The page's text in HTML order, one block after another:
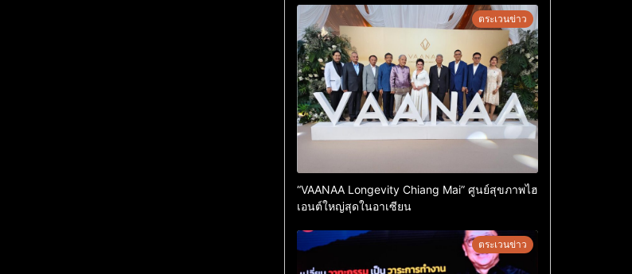
ตระเวนข่าว
“VAANAA Longevity Chiang Mai” ศูนย์สุขภาพไฮ
เอนต์ใหญ่สุดในอาเซียน
ตระเวนข่าว